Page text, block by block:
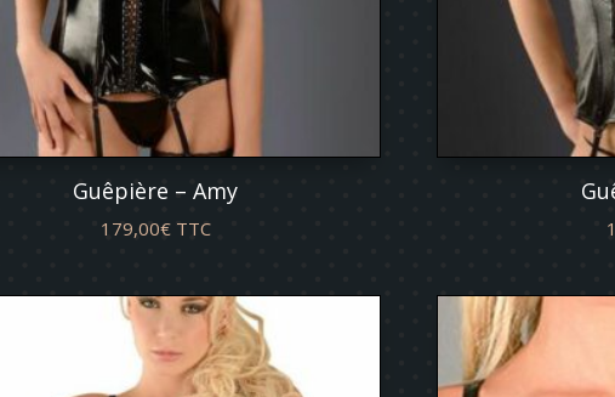
Guêpière – Amy
179,00€ TTC